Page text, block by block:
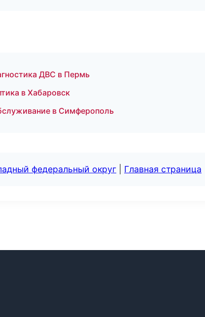
ДВС в Пермь
в Хабаровск
в Симферополь
федеральный округ Главная страница